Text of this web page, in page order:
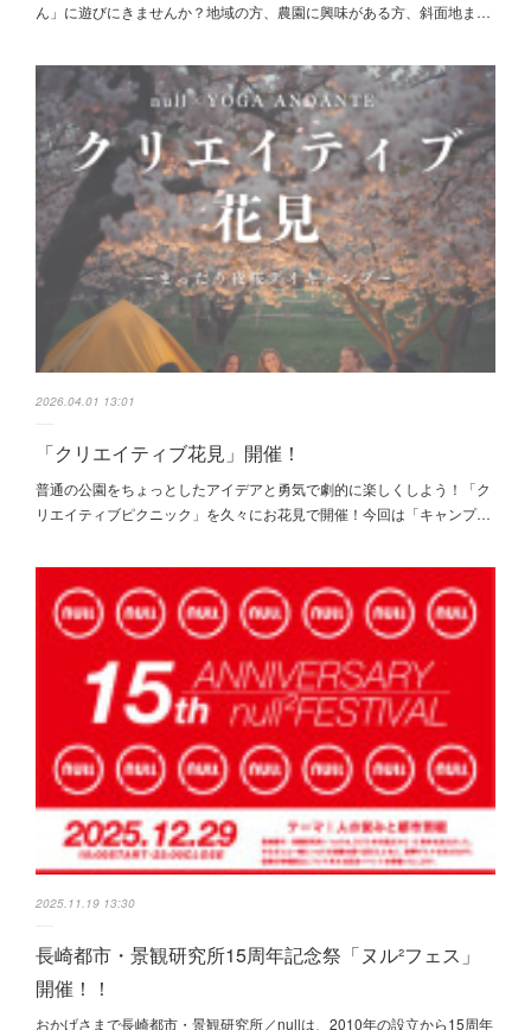
ん」に遊びにきませんか？地域の方、農園に興味がある方、斜面地ま…
2026.04.01 13:01
「クリエイティブ花見」開催！
普通の公園をちょっとしたアイデアと勇気で劇的に楽しくしよう！「ク
リエイティブピクニック」を久々にお花見で開催！今回は「キャンプ…
2025.11.19 13:30
長崎都市・景観研究所15周年記念祭「ヌル²フェス」
開催！！
おかげさまで長崎都市・景観研究所／nullは、2010年の設立から15周年